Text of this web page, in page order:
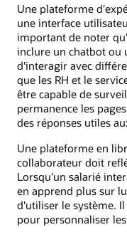
Une plateforme
une interface
important de noter
inclure un chatbot ou
d'interagir avec
que les RH et le
être capable de
permanence les
des réponses utiles
Une plateforme en
collaborateur doit
Lorsqu'un salarié
en apprend plus sur
d'utiliser le système.
pour personnaliser